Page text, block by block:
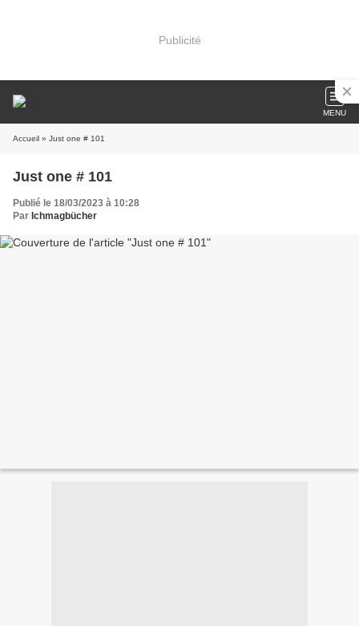
Publicité
MENU
Accueil » Just one # 101
Just one # 101
Publié le 18/03/2023 à 10:28
Par Ichmagbücher